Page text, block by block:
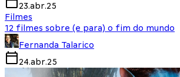
23.abr.25
Filmes
12 filmes sobre (e para) o fim do mundo
Fernanda Talarico
24.abr.25